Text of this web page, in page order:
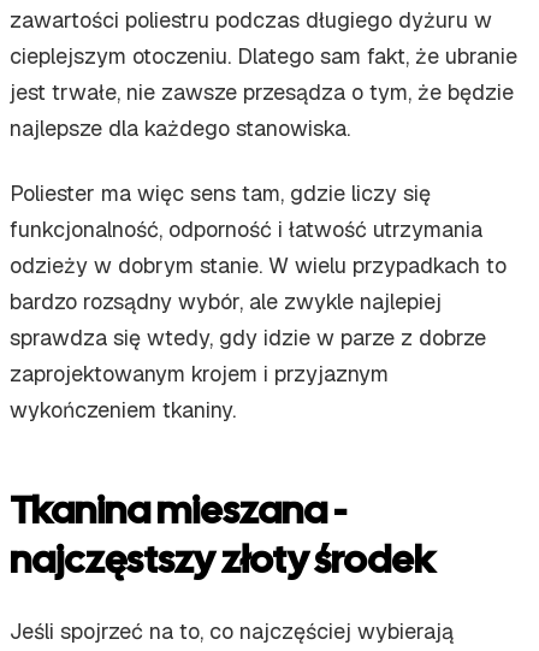
zawartości poliestru podczas długiego dyżuru w
cieplejszym otoczeniu. Dlatego sam fakt, że ubranie
jest trwałe, nie zawsze przesądza o tym, że będzie
najlepsze dla każdego stanowiska.
Poliester ma więc sens tam, gdzie liczy się
funkcjonalność, odporność i łatwość utrzymania
odzieży w dobrym stanie. W wielu przypadkach to
bardzo rozsądny wybór, ale zwykle najlepiej
sprawdza się wtedy, gdy idzie w parze z dobrze
zaprojektowanym krojem i przyjaznym
wykończeniem tkaniny.
Tkanina mieszana -
najczęstszy złoty środek
Jeśli spojrzeć na to, co najczęściej wybierają